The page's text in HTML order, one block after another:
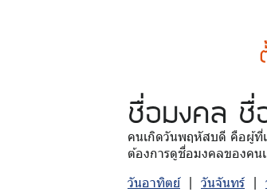
ชื่อมงคล ชื่
คนเกิดวันพฤหัสบดี คือผู้ที่
ต้องการดูชื่อมงคลของคน
วันอาทิตย์| วันจันทร์ |